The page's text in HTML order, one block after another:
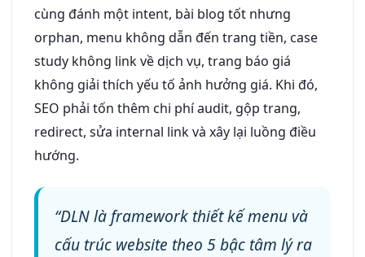
cùng đánh một intent, bài blog tốt nhưng
orphan, menu không dẫn đến trang tiền, case
study không link về dịch vụ, trang báo giá
không giải thích yếu tố ảnh hưởng giá. Khi đó,
SEO phải tốn thêm chi phí audit, gộp trang,
redirect, sửa internal link và xây lại luồng điều
hướng.
“DLN là framework thiết kế menu và
cấu trúc website theo 5 bậc tâm lý ra